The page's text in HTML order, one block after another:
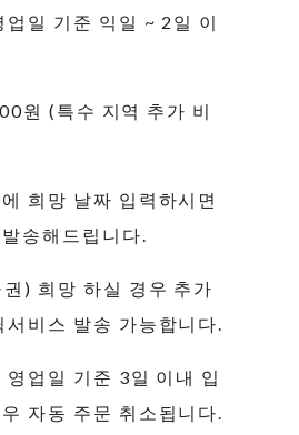
업일 기준 익일 ~ 2일 이
원 (특수 지역 추가 비
희망 날짜 입력하시면
송해드립니다.
) 희망 하실 경우 추가
비스 발송 가능합니다.
영업일 기준 3일 이내 입
자동 주문 취소됩니다.